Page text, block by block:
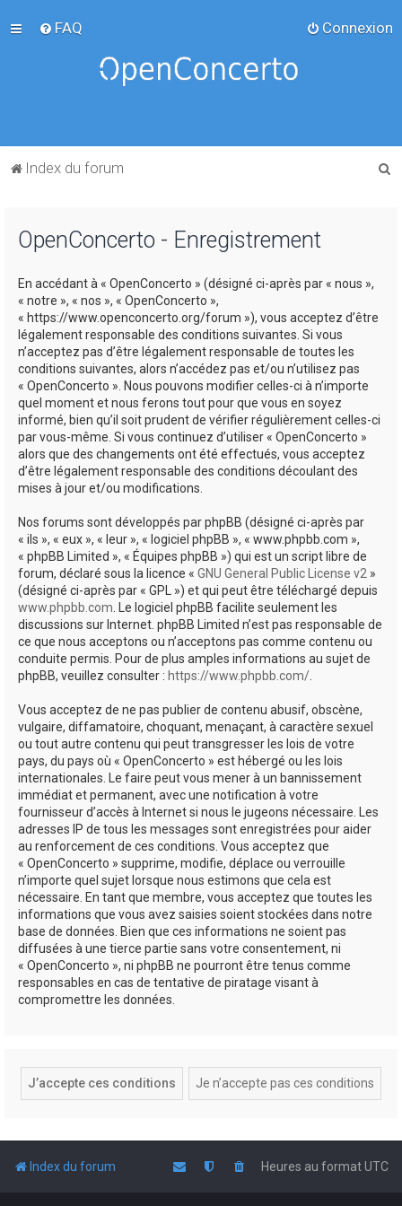
FAQ Connexion
Index du forum
OpenConcerto - Enregistrement
En accédant à « OpenConcerto » (désigné ci-après par « nous »,
« notre », « nos », « OpenConcerto »,
« https://www.openconcerto.org/forum »), vous acceptez d’être
légalement responsable des conditions suivantes. Si vous
n’acceptez pas d’être légalement responsable de toutes les
conditions suivantes, alors n’accédez pas et/ou n’utilisez pas
« OpenConcerto ». Nous pouvons modifier celles-ci à n’importe
quel moment et nous ferons tout pour que vous en soyez
informé, bien qu’il soit prudent de vérifier régulièrement celles-ci
par vous-même. Si vous continuez d’utiliser « OpenConcerto »
alors que des changements ont été effectués, vous acceptez
d’être légalement responsable des conditions découlant des
mises à jour et/ou modifications.
Nos forums sont développés par phpBB (désigné ci-après par
« ils », « eux », « leur », « logiciel phpBB », « www.phpbb.com »,
« phpBB Limited », « Équipes phpBB ») qui est un script libre de
forum, déclaré sous la licence « GNU General Public License v2 »
(désigné ci-après par « GPL ») et qui peut être téléchargé depuis
www.phpbb.com. Le logiciel phpBB facilite seulement les
discussions sur Internet. phpBB Limited n’est pas responsable de
ce que nous acceptons ou n’acceptons pas comme contenu ou
conduite permis. Pour de plus amples informations au sujet de
phpBB, veuillez consulter : https://www.phpbb.com/.
Vous acceptez de ne pas publier de contenu abusif, obscène,
vulgaire, diffamatoire, choquant, menaçant, à caractère sexuel
ou tout autre contenu qui peut transgresser les lois de votre
pays, du pays où « OpenConcerto » est hébergé ou les lois
internationales. Le faire peut vous mener à un bannissement
immédiat et permanent, avec une notification à votre
fournisseur d’accès à Internet si nous le jugeons nécessaire. Les
adresses IP de tous les messages sont enregistrées pour aider
au renforcement de ces conditions. Vous acceptez que
« OpenConcerto » supprime, modifie, déplace ou verrouille
n’importe quel sujet lorsque nous estimons que cela est
nécessaire. En tant que membre, vous acceptez que toutes les
informations que vous avez saisies soient stockées dans notre
base de données. Bien que ces informations ne soient pas
diffusées à une tierce partie sans votre consentement, ni
« OpenConcerto », ni phpBB ne pourront être tenus comme
responsables en cas de tentative de piratage visant à
compromettre les données.
Index du forum Heures au formatUTC